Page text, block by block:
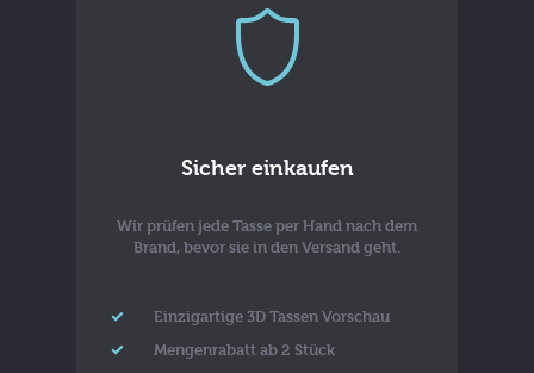
Sicher einkaufen
Wir prüfen jede Tasse per Hand nach dem
Brand, bevor sie in den Versand geht.
Einzigartige 3D Tassen Vorschau
Mengenrabatt ab 2 Stück